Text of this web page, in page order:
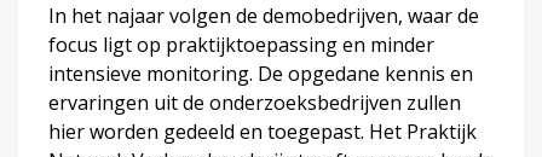
In het najaar volgen de demobedrijven, waar de
focus ligt op praktijktoepassing en minder
intensieve monitoring. De opgedane kennis en
ervaringen uit de onderzoeksbedrijven zullen
hier worden gedeeld en toegepast. Het Praktijk